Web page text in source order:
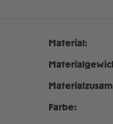
Material:
Farbe: